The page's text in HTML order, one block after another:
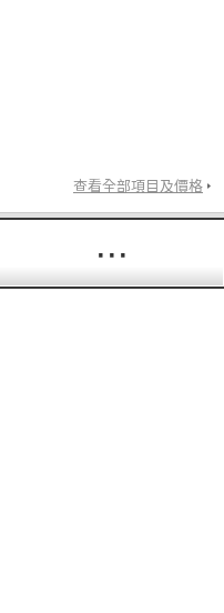
查看全部項目及價格
···